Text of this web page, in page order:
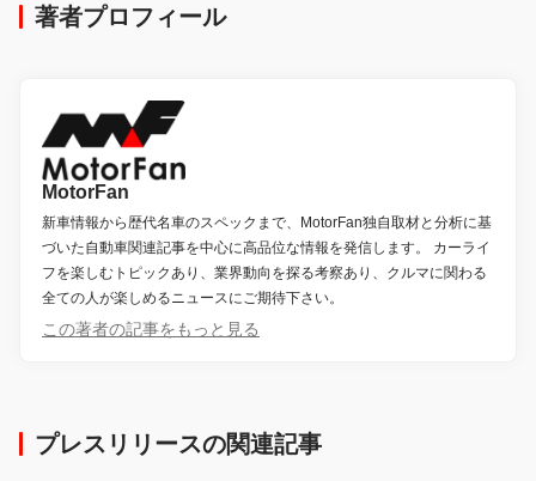
著者プロフィール
MotorFan
新車情報から歴代名車のスペックまで、MotorFan独自取材と分析に基
づいた自動車関連記事を中心に高品位な情報を発信します。 カーライ
フを楽しむトピックあり、業界動向を探る考察あり、クルマに関わる
全ての人が楽しめるニュースにご期待下さい。
この著者の記事をもっと見る
プレスリリースの関連記事